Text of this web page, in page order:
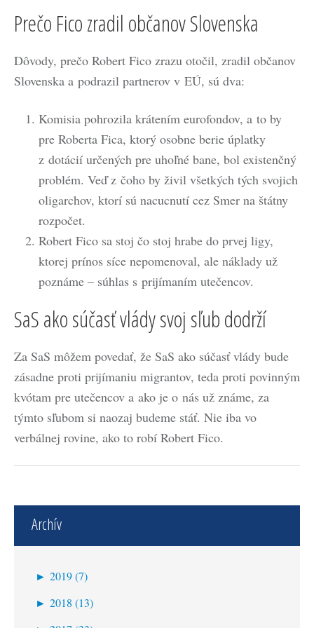
Prečo Fico zradil občanov Slovenska
Dôvody, prečo Robert Fico zrazu otočil, zradil občanov
Slovenska a podrazil partnerov v EÚ, sú dva:
Komisia pohrozila krátením eurofondov, a to by
pre Roberta Fica, ktorý osobne berie úplatky
z dotácií určených pre uhoľné bane, bol existenčný
problém. Veď z čoho by živil všetkých tých svojich
oligarchov, ktorí sú nacucnutí cez Smer na štátny
rozpočet.
Robert Fico sa stoj čo stoj hrabe do prvej ligy,
ktorej prínos síce nepomenoval, ale náklady už
poznáme – súhlas s prijímaním utečencov.
SaS ako súčasť vlády svoj sľub dodrží
Za SaS môžem povedať, že SaS ako súčasť vlády bude
zásadne proti prijímaniu migrantov, teda proti povinným
kvótam pre utečencov a ako je o nás už známe, za
týmto sľubom si naozaj budeme stáť. Nie iba vo
verbálnej rovine, ako to robí Robert Fico.
Archív
► 2019 (7)
► 2018 (13)